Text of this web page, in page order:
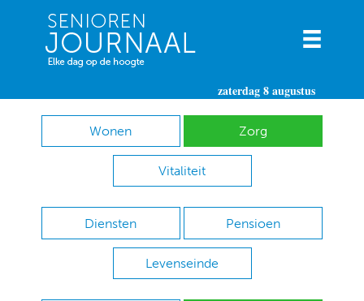
zaterdag 8 augustus
Wonen Zorg
Vitaliteit
Diensten Pensioen
Levenseinde